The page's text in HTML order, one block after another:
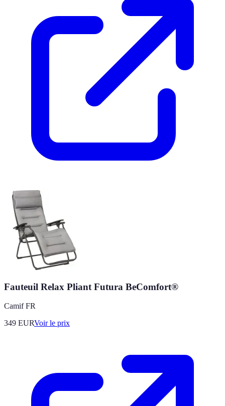
Fauteuil Relax Pliant Futura BeComfort®
Camif FR
349 EURVoir le prix